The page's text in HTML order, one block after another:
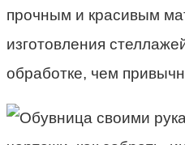
прочным и красивым
изготовления
обработке, чем